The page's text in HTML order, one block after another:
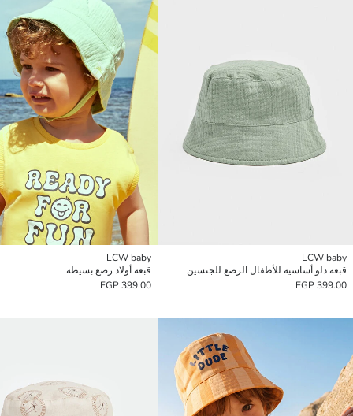
LCW baby
قبعة دلو أساسية للأطفال الرضع للجنسين
399.00 EGP
LCW baby
قبعة أولاد رضع بسيطة
399.00 EGP